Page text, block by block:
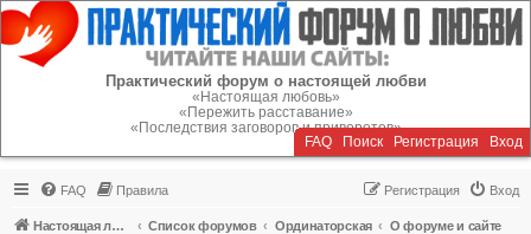
Регистрация
Практический форум о настоящей любви
«Настоящая любовь»
«Пережить расставание»
«Последствия заговоров и приворотов»
FAQ Поиск Регистрация Вход
FAQ Правила Вход
Регистрация
Настоящая любовь Список форумов Ординаторская
О форуме и сайте